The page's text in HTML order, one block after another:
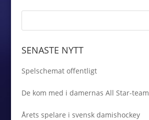
SENASTE NYTT
Spelschemat offentligt
De kom med i damernas All Star-team
Årets spelare i svensk damishockey